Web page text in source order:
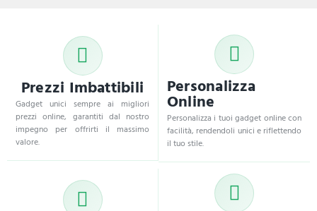
Prezzi Imbattibili
Gadget unici sempre ai migliori
prezzi online, garantiti dal nostro
impegno per offrirti il massimo
valore.
Personalizza
Online
Personalizza i tuoi gadget online con
facilità, rendendoli unici e riflettendo
il tuo stile.